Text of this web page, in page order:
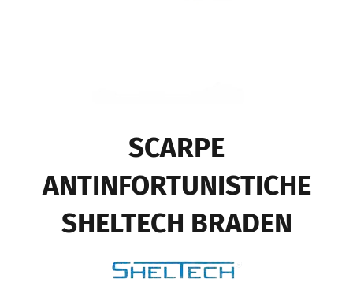
SCARPE
ANTINFORTUNISTICHE
SHELTECH BRADEN